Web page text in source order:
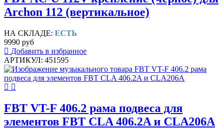
Archon 112 (вертикальное)
НА СКЛАДЕ: ЕСТЬ
9990 руб
Добавить в избранное
АРТИКУЛ: 451595
FBT VT-F 406.2 рама подвеса для
элементов FBT CLA 406.2A и CLA206A